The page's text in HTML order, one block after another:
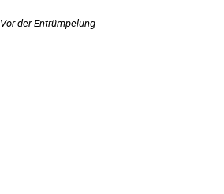
Vor der Entrümpelung